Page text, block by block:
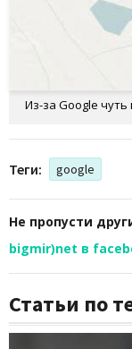
Из-за Google
Теги: google
Не пропусти
bigmir)net в
Статьи по